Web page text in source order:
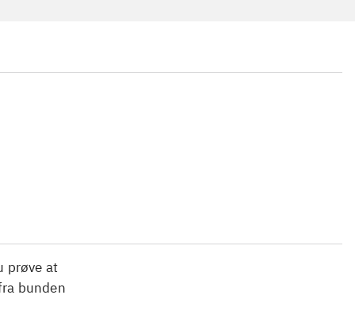
prøve at
bunden